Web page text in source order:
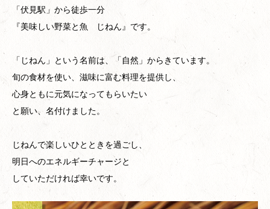
「伏見駅」から徒歩一分
『美味しい野菜と魚 じねん』です。
「じねん」という名前は、「自然」からきています。
旬の食材を使い、滋味に富む料理を提供し、
心身ともに元気になってもらいたい
と願い、名付けました。
じねんで楽しいひとときを過ごし、
明日へのエネルギーチャージと
していただければ幸いです。